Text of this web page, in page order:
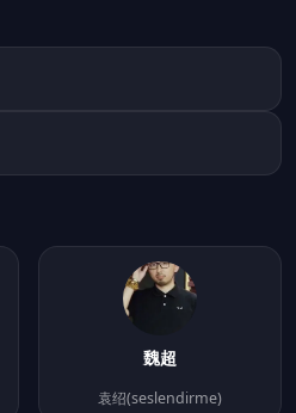
魏超
袁绍(seslendirme)